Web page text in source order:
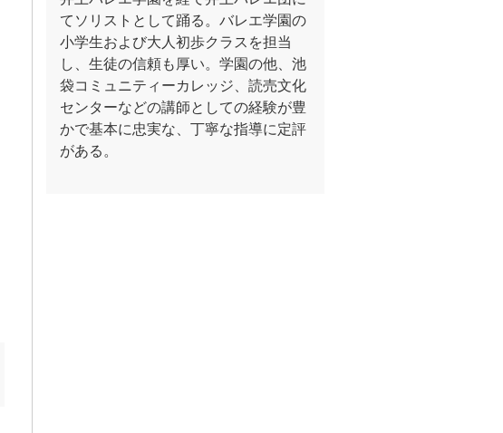
てソリストとして踊る。バレエ学園の
小学生および大人初歩クラスを担当
し、生徒の信頼も厚い。学園の他、池
袋コミュニティーカレッジ、読売文化
センターなどの講師としての経験が豊
かで基本に忠実な、丁寧な指導に定評
がある。